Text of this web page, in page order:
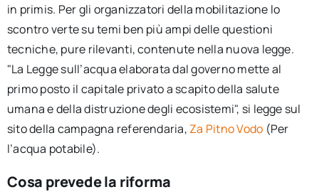
in primis. Per gli organizzatori della mobilitazione lo
scontro verte su temi ben più ampi delle questioni
tecniche, pure rilevanti, contenute nella nuova legge.
"La Legge sull’acqua elaborata dal governo mette al
primo posto il capitale privato a scapito della salute
umana e della distruzione degli ecosistemi", si legge sul
sito della campagna referendaria, Za Pitno Vodo (Per
l’acqua potabile).
Cosa prevede la riforma